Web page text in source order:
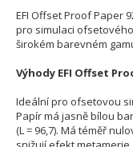
EFI Offset Proof Paper
pro simulaci
širokém barevném
Výhody EFI Offset
Ideální pro ofsetovou
Papír má jasně bílou
(L = 96,7). Má téměř